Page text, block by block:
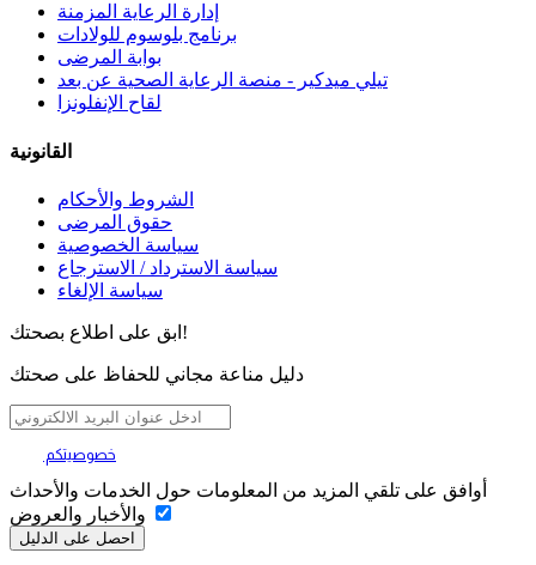
إدارة الرعاية المزمنة
برنامج بلوسوم للولادات
بوابة المرضى
تيلي ميدكير - منصة الرعاية الصحية عن بعد
لقاح الإنفلونزا
القانونية
الشروط والأحكام
حقوق المرضى
سياسة الخصوصية
سياسة الاسترداد / الاسترجاع
سياسة الإلغاء
ابق على اطلاع بصحتك!
دليل مناعة مجاني للحفاظ على صحتك
خصوصيتكم
أوافق على تلقي المزيد من المعلومات حول الخدمات والأحداث